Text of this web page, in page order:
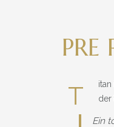
T
der
Ein